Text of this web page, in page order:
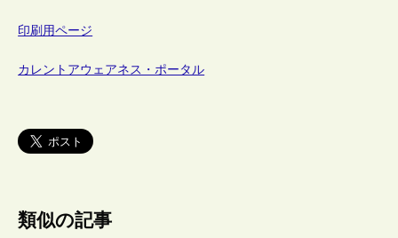
印刷用ページ
カレントアウェアネス・ポータル
類似の記事